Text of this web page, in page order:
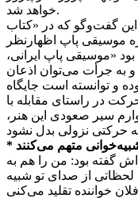
خواهد شد.
این گفت‌وگو که در «کتاب
موسیقی پاپ اظهارنظر
«موسیقی پاپ ایرانی،
و به جرأت می‌توان اذعان
و توانسته است جایگاه
در راستای مقابله با
سیر صعودی این هنر،
شبیه‌خوانی متهم می‌کنند
گفته بود: من را هم به
لحظاتی از صدای تو شبیه
خواننده تقلید می‌کنی